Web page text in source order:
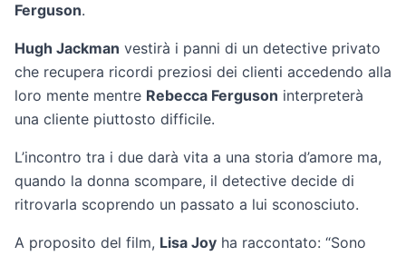
Ferguson.
Hugh Jackman vestirà i panni di un detective privato
che recupera ricordi preziosi dei clienti accedendo alla
loro mente mentre Rebecca Ferguson interpreterà
una cliente piuttosto difficile.
L’incontro tra i due darà vita a una storia d’amore ma,
quando la donna scompare, il detective decide di
ritrovarla scoprendo un passato a lui sconosciuto.
A proposito del film, Lisa Joy ha raccontato: “Sono